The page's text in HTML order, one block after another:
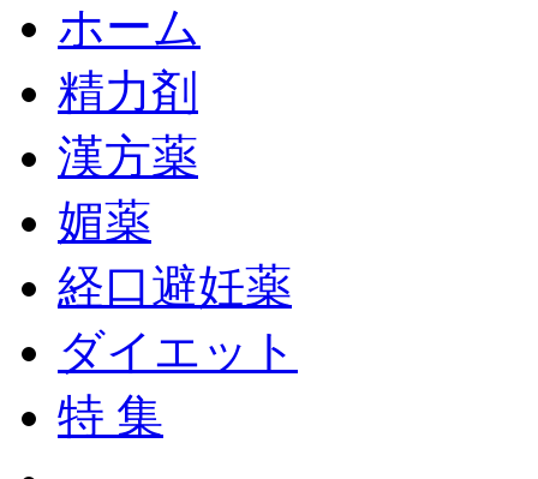
ホーム
精力剤
漢方薬
媚薬
経口避妊薬
ダイエット
特 集